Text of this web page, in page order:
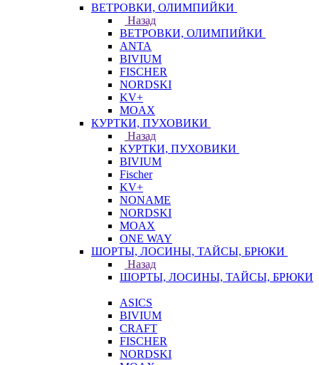
ВЕТРОВКИ, ОЛИМПИЙКИ
Назад
ВЕТРОВКИ, ОЛИМПИЙКИ
ANTA
BIVIUM
FISCHER
NORDSKI
KV+
MOAX
КУРТКИ, ПУХОВИКИ
Назад
КУРТКИ, ПУХОВИКИ
BIVIUM
Fischer
KV+
NONAME
NORDSKI
MOAX
ONE WAY
ШОРТЫ, ЛОСИНЫ, ТАЙСЫ, БРЮКИ
Назад
ШОРТЫ, ЛОСИНЫ, ТАЙСЫ, БРЮКИ
ASICS
BIVIUM
CRAFT
FISCHER
NORDSKI